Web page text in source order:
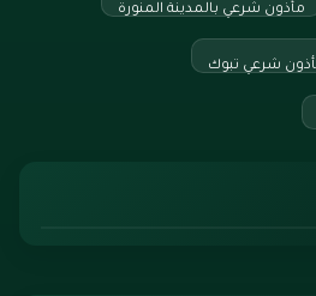
مأذون شرعي بالمدينة المنورة
شرعي تبوك